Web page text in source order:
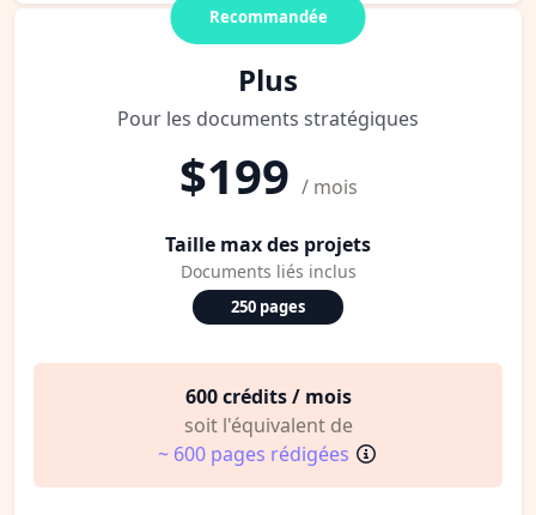
Recommandée
Plus
Pour les documents stratégiques
$199 / mois
Taille max des projets
Documents liés inclus
250 pages
600 crédits / mois
soit l'équivalent de
~ 600 pages rédigées